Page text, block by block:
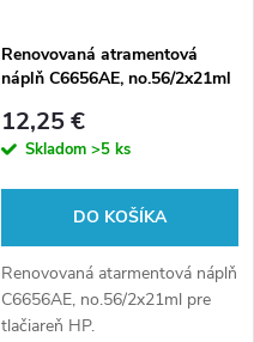
Renovovaná atramentová
náplň C6656AE, no.56/2x21ml
12,25 €
Skladom >5 ks
DO KOŠÍKA
Renovovaná atarmentová náplň
C6656AE, no.56/2x21ml pre
tlačiareň HP.